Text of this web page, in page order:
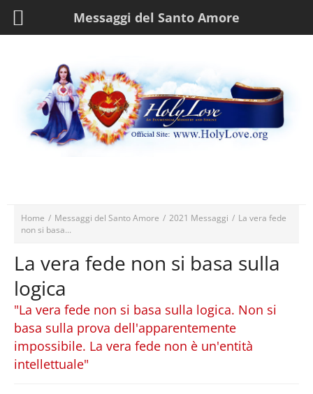
Home / Messaggi del Santo Amore / 2021 Messaggi / La vera fede
non si basa...
La vera fede non si basa sulla
logica
"La vera fede non si basa sulla logica. Non si
basa sulla prova dell'apparentemente
impossibile. La vera fede non è un'entità
intellettuale"
Messaggi del Santo Amore